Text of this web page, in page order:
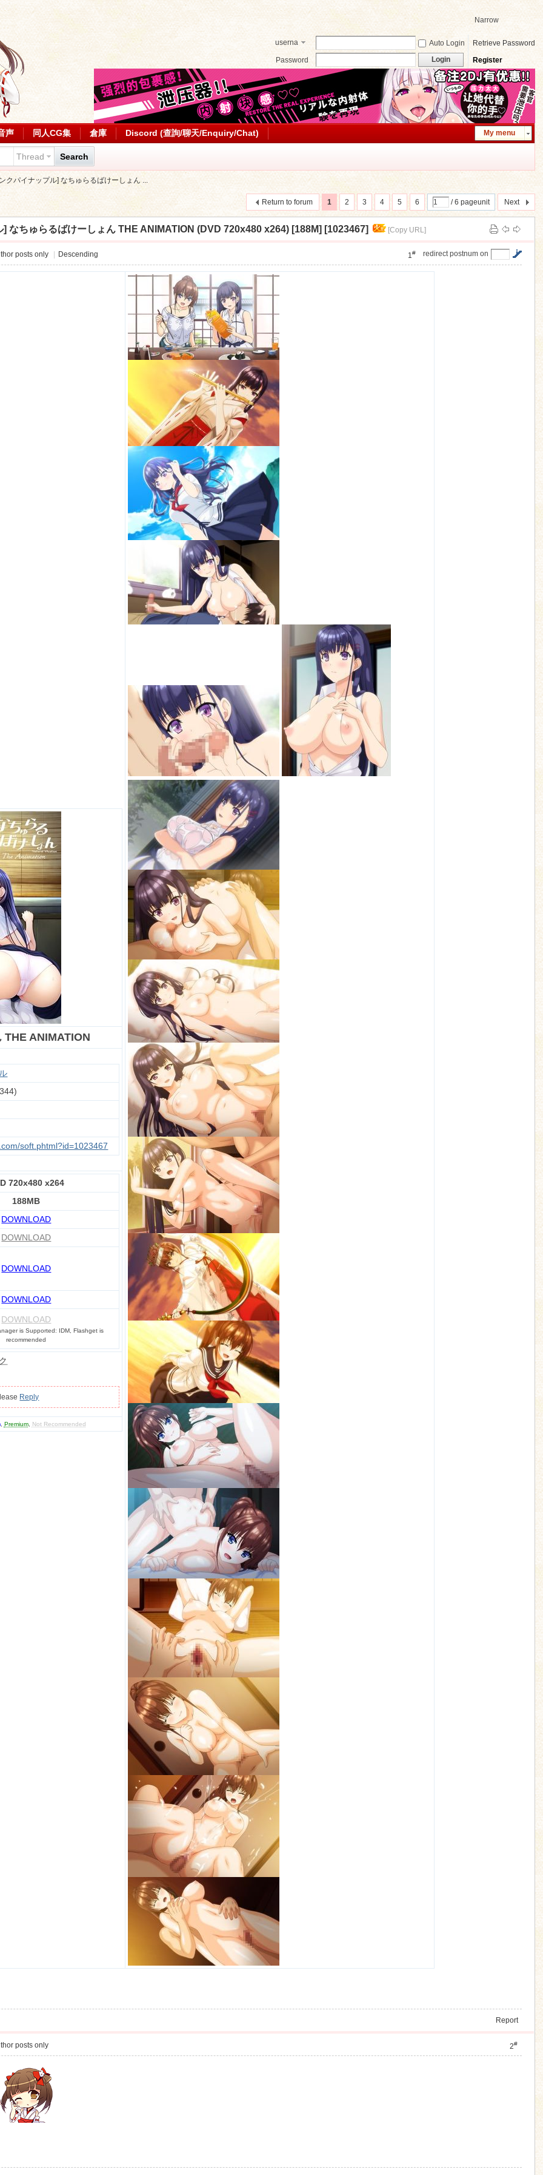
Narrow
userna
Auto Login
Retrieve Password
Password
Login Register
My menu
声 同人CG集 倉庫 Discord (查詢/聊天/Enquiry/Chat)
Thread Search
クパイナップル] なちゅらるばけーしょん ...
1 2 3 4 5 6 / 6 pageunit Next
Return to forum
なちゅらるばけーしょん THE ANIMATION (DVD 720x480 x264) [188M] [1023467] [Copy URL]
redirect postnum on
1#
posts only Descending
THE ANIMATION
soft.phtml?id=1023467
720x480 x264
188MB
DOWNLOAD
DOWNLOAD
DOWNLOAD
DOWNLOAD
DOWNLOAD
is Supported: IDM, Flashget is
recommended
Reply
, Premium, Not Recommended
Report
2#
posts only